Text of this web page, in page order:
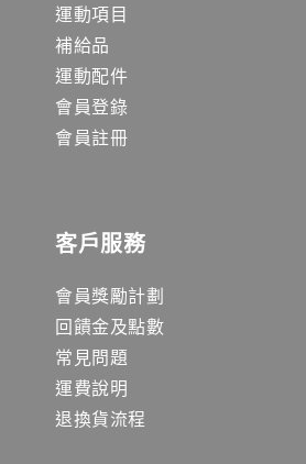
運動項目
補給品
運動配件
會員登錄
會員註冊
客戶服務
會員獎勵計劃
回饋金及點數
常見問題
運費說明
退換貨流程